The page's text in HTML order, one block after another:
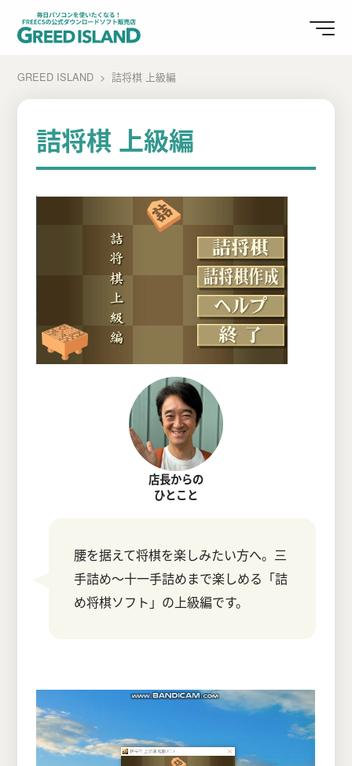
GREED ISLAND 詰将棋 上級編
詰将棋 上級編
店長からの
ひとこと
腰を据えて将棋を楽しみたい方へ。三
手詰め～十一手詰めまで楽しめる「詰
め将棋ソフト」の上級編です。